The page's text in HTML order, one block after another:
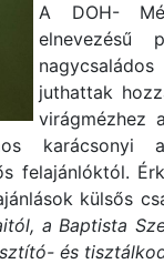
A DOH-
juthattak
virágmézhez
karácsonyi
felajánlóktól.
külsős
a Baptista
és